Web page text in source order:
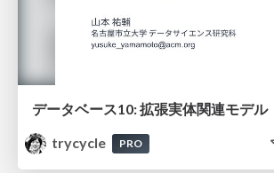
データベース10: 拡張実体関連モデル
trycycle
PRO